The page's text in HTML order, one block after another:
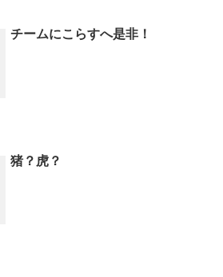
チームにこらすへ是非！
猪？虎？